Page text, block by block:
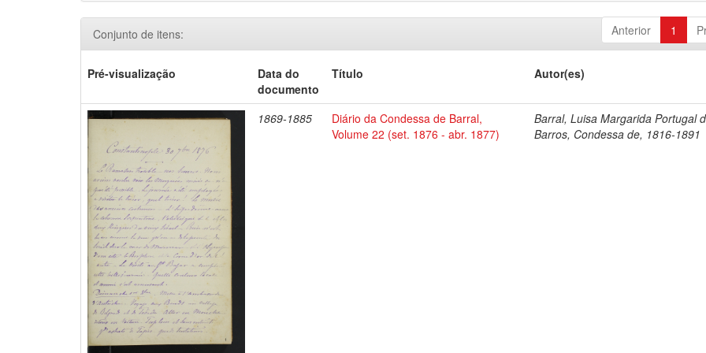
Anterior 1
Conjunto de itens:
Pré-visualização
Data do
documento
Título Autor(es)
1869-1885
Diário da Condessa de Barral,
Volume 22 (set. 1876 - abr. 1877)
Barral, Luisa Margarida Portugal
Barros, Condessa de, 1816-1891